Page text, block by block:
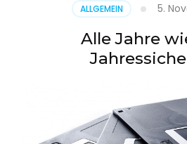
ALLGEMEIN 5.
Alle Jahre